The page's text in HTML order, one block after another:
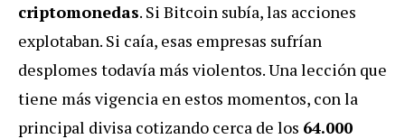
criptomonedas. Si Bitcoin subía, las acciones
explotaban. Si caía, esas empresas sufrían
desplomes todavía más violentos. Una lección que
tiene más vigencia en estos momentos, con la
principal divisa cotizando cerca de los 64.000